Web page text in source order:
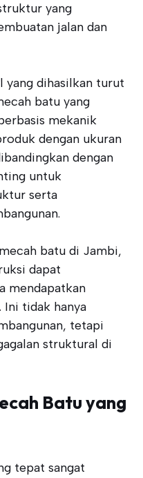
yang
jalan dan
yang dihasilkan turut
batu yang
mekanik
dengan ukuran
dengan
untuk
serta
batu di Jambi,
dapat
mendapatkan
tidak hanya
tetapi
struktural di
Batu yang
tepat sangat